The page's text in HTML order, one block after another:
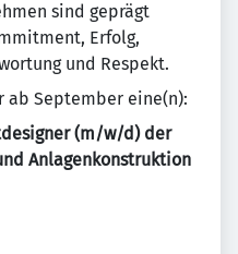
sind geprägt
Erfolg,
und Respekt.
ab September eine(n):
(m/w/d) der
Anlagenkonstruktion